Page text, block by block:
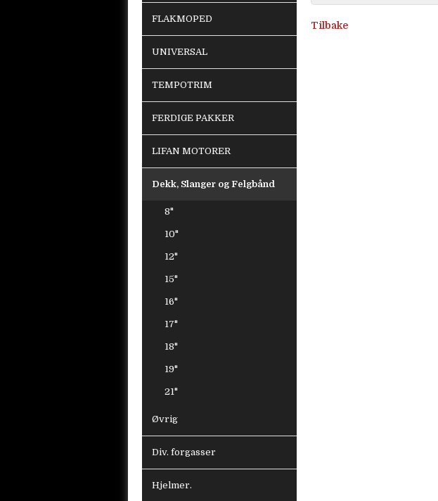
FLAKMOPED
UNIVERSAL
TEMPOTRIM
FERDIGE PAKKER
LIFAN MOTORER
Dekk, Slanger og Felgbånd
8"
10"
12"
15"
16"
17"
18"
19"
21"
Øvrig
Div. forgasser
Hjelmer.
Tilbake